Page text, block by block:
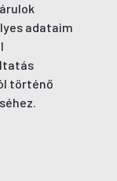
adataim
történő